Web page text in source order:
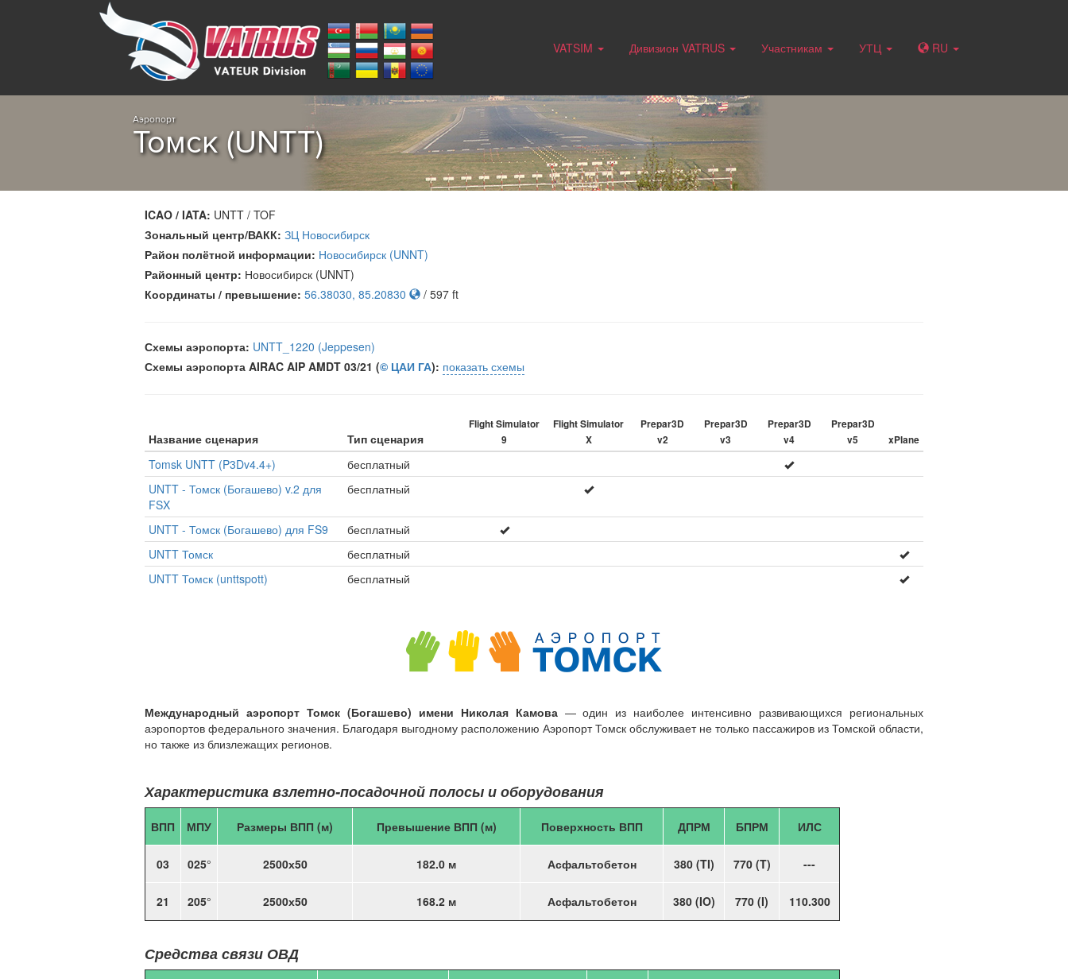
VATSIM Дивизион VATRUS Участникам УТЦ RU
Аэропорт
Томск (UNTT)
ICAO / IATA: UNTT / TOF
Зональный центр/ВАКК: ЗЦ Новосибирск
Район полётной информации: Новосибирск (UNNT)
Районный центр: Новосибирск (UNNT)
Координаты / превышение: 56.38030, 85.20830 / 597 ft
Схемы аэропорта: UNTT_1220 (Jeppesen)
Схемы аэропорта AIRAC AIP AMDT 03/21 (© ЦАИ ГА): показать схемы
Название сценария Тип сценария
Flight Simulator
9
Flight Simulator
X
Prepar3D
v2
Prepar3D
v3
Prepar3D
v4
Prepar3D
v5
xPlane
Tomsk UNTT (P3Dv4.4+)
бесплатный
UNTT - Томск (Богашево) v.2 для
FSX
бесплатный
UNTT - Томск (Богашево) для FS9
бесплатный
UNTT Томск
бесплатный
UNTT Томск (unttspott)
бесплатный
Международный аэропорт Томск (Богашево) имени Николая Камова— один из наиболее интенсивно развивающихся региональных
аэропортов федерального значения. Благодаря выгодному расположению Аэропорт Томск обслуживает не только пассажиров из Томской области,
но также из близлежащих регионов.
Характеристика взлетно-посадочной полосы и оборудования
ВПП МПУ Размеры ВПП (м) Превышение ВПП (м) Поверхность ВПП ДПРМ БПРМ ИЛС
03 025° 2500х50 182.0 м Асфальтобетон 380 (TI) 770 (T) ---
21 205° 2500х50 168.2 м Асфальтобетон 380 (IO) 770 (I) 110.300
Средства связи ОВД